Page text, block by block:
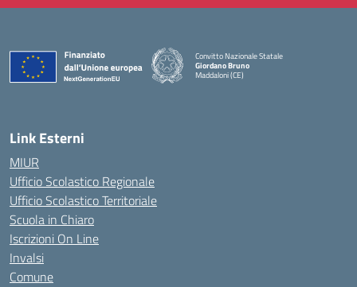
Convitto Nazionale Statale
Giordano Bruno
Maddaloni (CE)
Link Esterni
MIUR
Ufficio Scolastico Regionale
Ufficio Scolastico Territoriale
Scuola in Chiaro
Iscrizioni On Line
Invalsi
Comune